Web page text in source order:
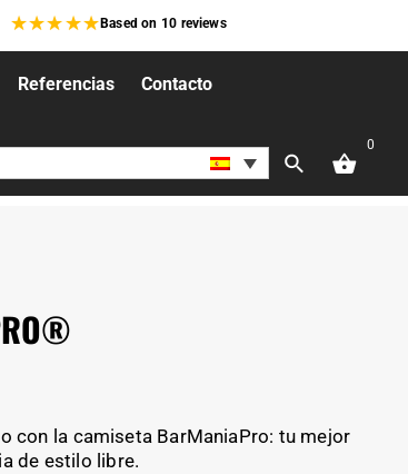
★★★★★ Based on 10 reviews
Referencias Contacto
0
con la camiseta BarManiaPro: tu mejor
de estilo libre.